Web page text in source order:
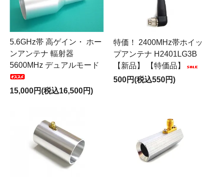
5.6GHz帯 高ゲイン・ ホー
ンアンテナ 輻射器
5600MHz デュアルモード
15,000円(税込16,500円)
特価！ 2400MHz帯ホイッ
プアンテナ H2401LG3B
【新品】 【特価品】
500円(税込550円)